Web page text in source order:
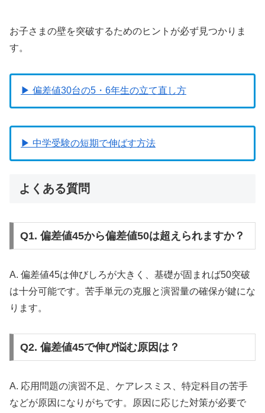
お子さまの壁を突破するためのヒントが必ず見つかりま
す。
▶ 偏差値30台の5・6年生の立て直し方
▶ 中学受験の短期で伸ばす方法
よくある質問
Q1. 偏差値45から偏差値50は超えられますか？
A. 偏差値45は伸びしろが大きく、基礎が固まれば50突破
は十分可能です。苦手単元の克服と演習量の確保が鍵にな
ります。
Q2. 偏差値45で伸び悩む原因は？
A. 応用問題の演習不足、ケアレスミス、特定科目の苦手
などが原因になりがちです。原因に応じた対策が必要で